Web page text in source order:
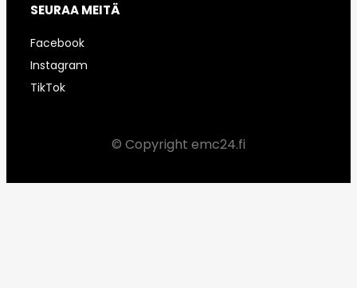
SEURAA MEITÄ
Facebook
Instagram
TikTok
© Copyright emc24.fi